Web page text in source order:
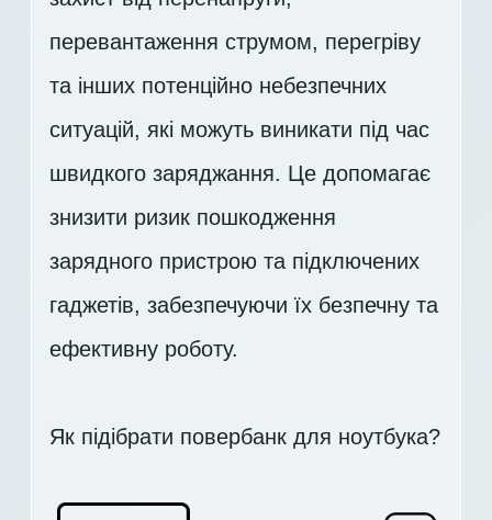
перевантаження струмом, перегріву
та інших потенційно небезпечних
ситуацій, які можуть виникати під час
швидкого заряджання. Це допомагає
знизити ризик пошкодження
зарядного пристрою та підключених
гаджетів, забезпечуючи їх безпечну та
ефективну роботу.
Як підібрати повербанк для ноутбука?